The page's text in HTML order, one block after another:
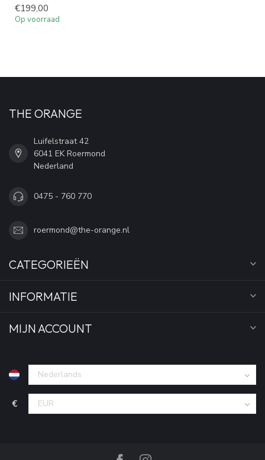
€199,00
Op voorraad
THE ORANGE
Luifelstraat 42
6041 EK Roermond
Nederland
0475 - 760 770
roermond@the-orange.nl
CATEGORIEËN
INFORMATIE
MIJN ACCOUNT
€